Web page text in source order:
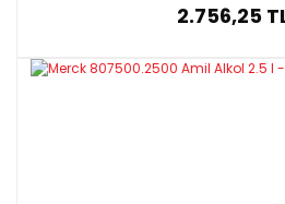
2.756,25